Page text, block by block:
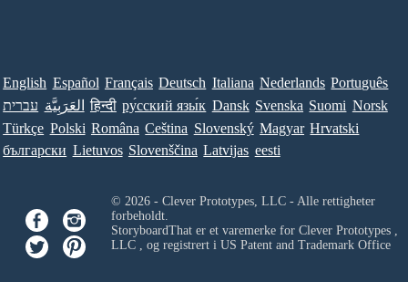
English Español Français Deutsch Italiana Nederlands Português
עברית العَرَبِيَّة हिन्दी ру́сский язы́к Dansk Svenska Suomi Norsk
Türkçe Polski Româna Ceština Slovenský Magyar Hrvatski
български Lietuvos Slovenščina Latvijas eesti
© 2026 - Clever Prototypes, LLC - Alle rettigheter
forbeholdt.
StoryboardThat er et varemerke for Clever Prototypes ,
LLC, og registrert i US Patent and Trademark Office